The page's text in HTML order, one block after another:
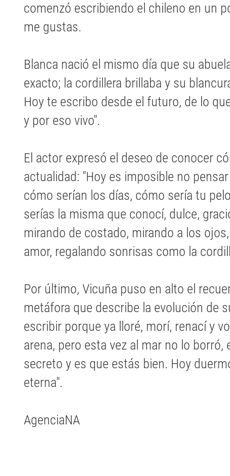
comenzó escribiendo el chileno en un
me gustas.
Blanca nació el mismo día que su
exacto; la cordillera brillaba y su
Hoy te escribo desde el futuro, de lo
y por eso vivo".
El actor expresó el deseo de conocer
actualidad: "Hoy es imposible no
cómo serían los días, cómo sería tu
serías la misma que conocí, dulce,
mirando de costado, mirando a los
amor, regalando sonrisas como la
Por último, Vicuña puso en alto el
metáfora que describe la evolución de
escribir porque ya lloré, morí, renací y
arena, pero esta vez al mar no lo borró,
secreto y es que estás bien. Hoy
eterna".
AgenciaNA